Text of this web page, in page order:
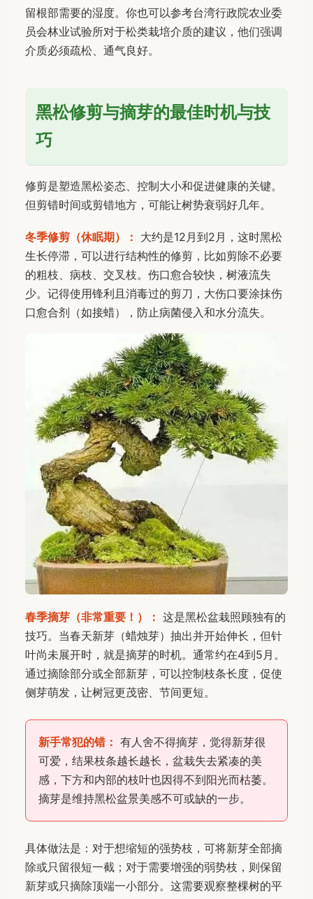
留根部需要的湿度。你也可以参考台湾行政院农业委
员会林业试验所对于松类栽培介质的建议，他们强调
介质必须疏松、通气良好。
黑松修剪与摘芽的最佳时机与技
巧
修剪是塑造黑松姿态、控制大小和促进健康的关键。
但剪错时间或剪错地方，可能让树势衰弱好几年。
冬季修剪（休眠期）： 大约是12月到2月，这时黑松
生长停滞，可以进行结构性的修剪，比如剪除不必要
的粗枝、病枝、交叉枝。伤口愈合较快，树液流失
少。记得使用锋利且消毒过的剪刀，大伤口要涂抹伤
口愈合剂（如接蜡），防止病菌侵入和水分流失。
春季摘芽（非常重要！）： 这是黑松盆栽照顾独有的
技巧。当春天新芽（蜡烛芽）抽出并开始伸长，但针
叶尚未展开时，就是摘芽的时机。通常约在4到5月。
通过摘除部分或全部新芽，可以控制枝条长度，促使
侧芽萌发，让树冠更茂密、节间更短。
新手常犯的错： 有人舍不得摘芽，觉得新芽很
可爱，结果枝条越长越长，盆栽失去紧凑的美
感，下方和内部的枝叶也因得不到阳光而枯萎。
摘芽是维持黑松盆景美感不可或缺的一步。
具体做法是：对于想缩短的强势枝，可将新芽全部摘
除或只留很短一截；对于需要增强的弱势枝，则保留
新芽或只摘除顶端一小部分。这需要观察整棵树的平